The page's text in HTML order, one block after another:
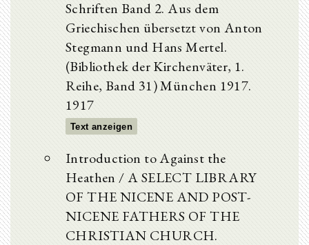
Schriften Band 2. Aus dem
Griechischen übersetzt von Anton
Stegmann und Hans Mertel.
(Bibliothek der Kirchenväter, 1.
Reihe, Band 31) München 1917.
1917
Text anzeigen
Introduction to Against the
Heathen / A SELECT LIBRARY
OF THE NICENE AND POST-
NICENE FATHERS OF THE
CHRISTIAN CHURCH.